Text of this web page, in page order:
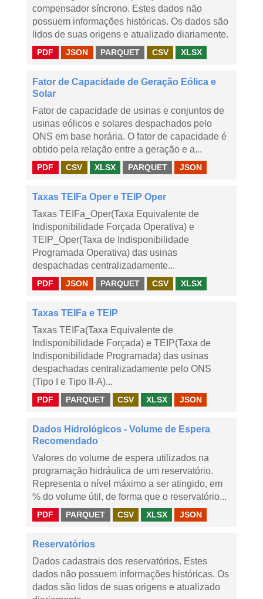
compensador síncrono. Estes dados não
possuem informações históricas. Os dados são
lidos de suas origens e atualizado diariamente.
PDF JSON PARQUET CSV XLSX
Fator de Capacidade de Geração Eólica e
Solar
Fator de capacidade de usinas e conjuntos de
usinas eólicos e solares despachados pelo
ONS em base horária. O fator de capacidade é
obtido pela relação entre a geração e a...
PDF CSV XLSX PARQUET JSON
Taxas TEIFa Oper e TEIP Oper
Taxas TEIFa_Oper(Taxa Equivalente de
Indisponibilidade Forçada Operativa) e
TEIP_Oper(Taxa de Indisponibilidade
Programada Operativa) das usinas
despachadas centralizadamente...
PDF JSON PARQUET CSV XLSX
Taxas TEIFa e TEIP
Taxas TEIFa(Taxa Equivalente de
Indisponibilidade Forçada) e TEIP(Taxa de
Indisponibilidade Programada) das usinas
despachadas centralizadamente pelo ONS
(Tipo I e Tipo II-A)...
PDF PARQUET CSV XLSX JSON
Dados Hidrológicos - Volume de Espera
Recomendado
Valores do volume de espera utilizados na
programação hidráulica de um reservatório.
Representa o nível máximo a ser atingido, em
% do volume útil, de forma que o reservatório...
PDF PARQUET CSV XLSX JSON
Reservatórios
Dados cadastrais dos reservatórios. Estes
dados não possuem informações históricas. Os
dados são lidos de suas origens e atualizado